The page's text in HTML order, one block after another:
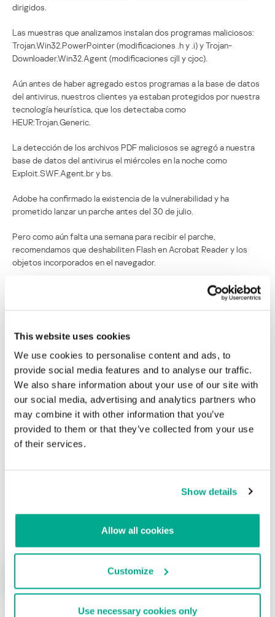
This website uses cookies
We use cookies to personalise content and ads, to
provide social media features and to analyse our traffic.
We also share information about your use of our site with
our social media, advertising and analytics partners who
may combine it with other information that you’ve
provided to them or that they’ve collected from your use
of their services.
Show details
Allow all cookies
Customize
Use necessary cookies only
dirigidos.
Las muestras que analizamos instalan dos programas maliciosos:
Trojan.Win32.PowerPointer (modificaciones .h y .i) y Trojan-
Downloader.Win32.Agent (modificaciones cjll y cjoc).
Aún antes de haber agregado estos programas a la base de datos
del antivirus, nuestros clientes ya estaban protegidos por nuestra
tecnología heurística, que los detectaba como
HEUR:Trojan.Generic.
La detección de los archivos PDF maliciosos se agregó a nuestra
base de datos del antivirus el miércoles en la noche como
Exploit.SWF.Agent.br y bs.
Adobe ha confirmado la existencia de la vulnerabilidad y ha
prometido lanzar un parche antes del 30 de julio.
Pero como aún falta una semana para recibir el parche,
recomendamos que deshabiliten Flash en Acrobat Reader y los
objetos incorporados en el navegador.
En Adobe Reader, vayan a Editar > Preferencias de Configuración >
Confianza en Multimedia > Autorización para Adobe Flash Player >
SWF, PDF… ¡Todo está en Adobe!
Su dirección de correo electrónico no será publicada. Los
campos obligatorios están marcados con*